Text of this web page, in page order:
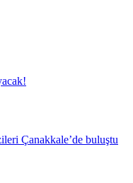
Çanakkale’de buluştu